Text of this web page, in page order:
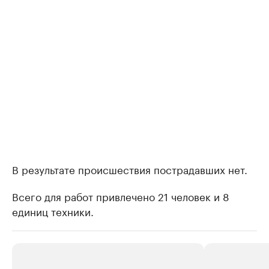
В результате происшествия пострадавших нет.
Всего для работ привлечено 21 человек и 8
единиц техники.